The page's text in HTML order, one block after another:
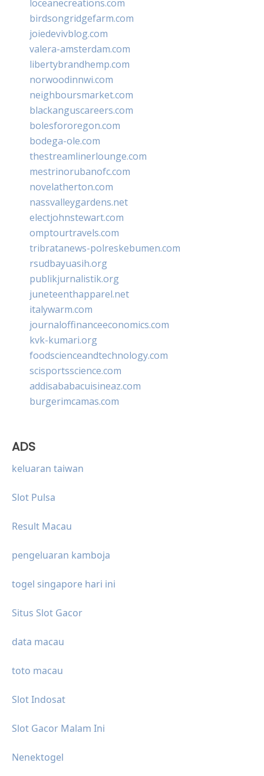
loceanecreations.com
birdsongridgefarm.com
joiedevivblog.com
valera-amsterdam.com
libertybrandhemp.com
norwoodinnwi.com
neighboursmarket.com
blackanguscareers.com
bolesfororegon.com
bodega-ole.com
thestreamlinerlounge.com
mestrinorubanofc.com
novelatherton.com
nassvalleygardens.net
electjohnstewart.com
omptourtravels.com
tribratanews-polreskebumen.com
rsudbayuasih.org
publikjurnalistik.org
juneteenthapparel.net
italywarm.com
journaloffinanceeconomics.com
kvk-kumari.org
foodscienceandtechnology.com
scisportsscience.com
addisababacuisineaz.com
burgerimcamas.com
ADS
keluaran taiwan
Slot Pulsa
Result Macau
pengeluaran kamboja
togel singapore hari ini
Situs Slot Gacor
data macau
toto macau
Slot Indosat
Slot Gacor Malam Ini
Nenektogel